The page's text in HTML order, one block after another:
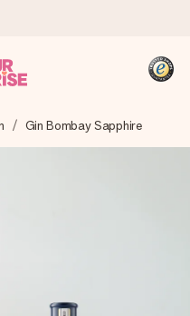
vor und schicken es
zum richtigen Zeitpunkt
Gin Bombay Sapphire